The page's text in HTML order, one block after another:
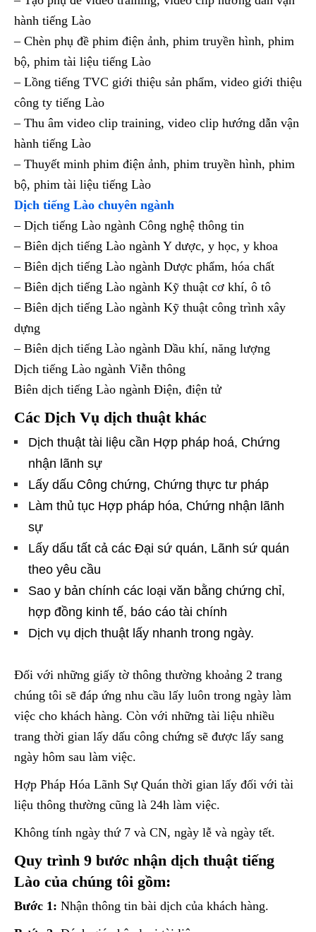
hành tiếng Lào
– Chèn phụ đề phim điện ảnh, phim truyền hình, phim
bộ, phim tài liệu tiếng Lào
– Lồng tiếng TVC giới thiệu sản phẩm, video giới thiệu
công ty tiếng Lào
– Thu âm video clip training, video clip hướng dẫn vận
hành tiếng Lào
– Thuyết minh phim điện ảnh, phim truyền hình, phim
bộ, phim tài liệu tiếng Lào
Dịch tiếng Lào chuyên ngành
– Dịch tiếng Lào ngành Công nghệ thông tin
– Biên dịch tiếng Lào ngành Y dược, y học, y khoa
– Biên dịch tiếng Lào ngành Dược phẩm, hóa chất
– Biên dịch tiếng Lào ngành Kỹ thuật cơ khí, ô tô
– Biên dịch tiếng Lào ngành Kỹ thuật công trình xây
dựng
– Biên dịch tiếng Lào ngành Dầu khí, năng lượng
Dịch tiếng Lào ngành Viễn thông
Biên dịch tiếng Lào ngành Điện, điện tử
Các Dịch Vụ dịch thuật khác
Dịch thuật tài liệu cần Hợp pháp hoá, Chứng
nhận lãnh sự
Lấy dấu Công chứng, Chứng thực tư pháp
Làm thủ tục Hợp pháp hóa, Chứng nhận lãnh
sự
Lấy dấu tất cả các Đại sứ quán, Lãnh sứ quán
theo yêu cầu
Sao y bản chính các loại văn bằng chứng chỉ,
hợp đồng kinh tế, báo cáo tài chính
Dịch vụ dịch thuật lấy nhanh trong ngày.
Đối với những giấy tờ thông thường khoảng 2 trang
chúng tôi sẽ đáp ứng nhu cầu lấy luôn trong ngày làm
việc cho khách hàng. Còn với những tài liệu nhiều
trang thời gian lấy dấu công chứng sẽ được lấy sang
ngày hôm sau làm việc.
Hợp Pháp Hóa Lãnh Sự Quán thời gian lấy đối với tài
liệu thông thường cũng là 24h làm việc.
Không tính ngày thứ 7 và CN, ngày lễ và ngày tết.
Quy trình 9 bước nhận dịch thuật tiếng
Lào của chúng tôi gồm:
Bước 1: Nhận thông tin bài dịch của khách hàng.